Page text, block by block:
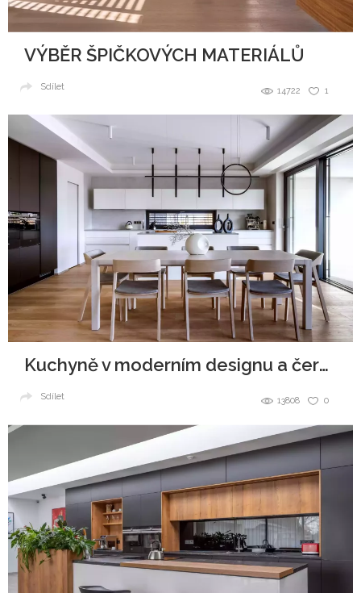
VÝBĚR ŠPIČKOVÝCH MATERIÁLŮ
1
14722
Sdílet
Kuchyně v moderním designu a černobílé kombinaci
0
13808
Sdílet